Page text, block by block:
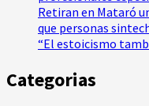
Retiran en Mataró
que personas
“El estoicismo
Categorias